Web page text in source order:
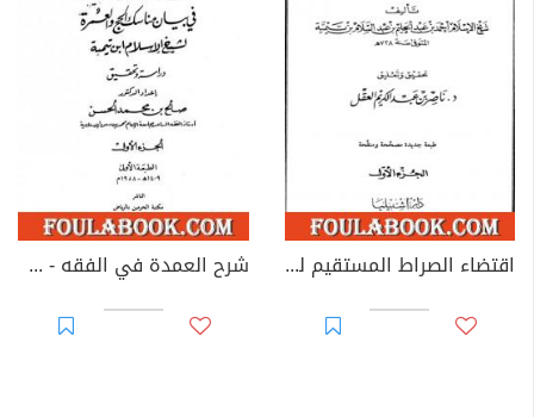
اقتضاء الصراط المستقيم لمخالفة أصحاب الجحيم - المجلد الأول شرح العمدة في الفقه - كتاب الحج - الجزء الأول